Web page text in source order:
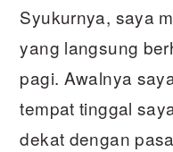
Syukurnya, saya
yang langsung
pagi. Awalnya
tempat tinggal
dekat dengan